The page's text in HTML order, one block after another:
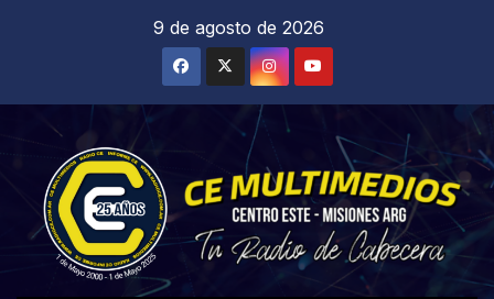
9 de agosto de 2026